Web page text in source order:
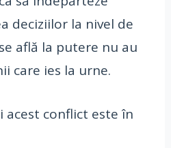
deciziilor la nivel de
află la putere nu au
care ies la urne.
acest conflict este în